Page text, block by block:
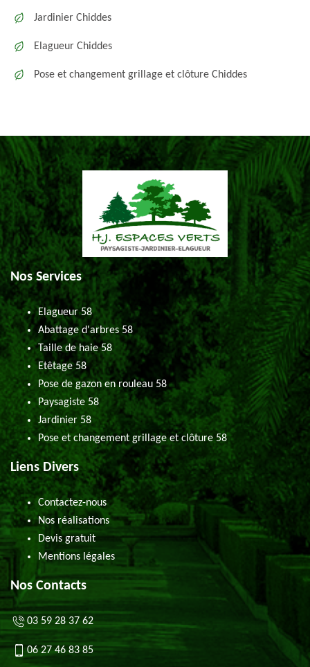
Jardinier Chiddes
Elagueur Chiddes
Pose et changement grillage et clôture Chiddes
Nos Services
Elagueur 58
Abattage d'arbres 58
Taille de haie 58
Etêtage 58
Pose de gazon en rouleau 58
Paysagiste 58
Jardinier 58
Pose et changement grillage et clôture 58
Liens Divers
Contactez-nous
Nos réalisations
Devis gratuit
Mentions légales
Nos Contacts
03 59 28 37 62
06 27 46 83 85